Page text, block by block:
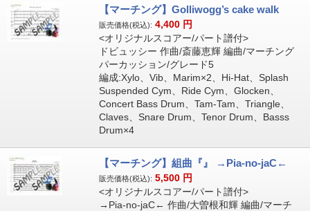
【マーチング】Golliwogg’s cake walk
販売価格(税込): 4,400 円
<オリジナルスコアー/パート譜付>
ドビュッシー 作曲/斎藤恵輝 編曲/マーチング
パーカッション/グレード5
編成:Xylo、Vib、Marim×2、Hi-Hat、Splash
Suspended Cym、Ride Cym、Glocken、
Concert Bass Drum、Tam-Tam、Triangle、
Claves、Snare Drum、Tenor Drum、Basss
Drum×4
【マーチング】組曲『』 →Pia-no-jaC←
販売価格(税込): 5,500 円
<オリジナルスコアー/パート譜付>
→Pia-no-jaC← 作曲/大曽根和輝 編曲/マーチ